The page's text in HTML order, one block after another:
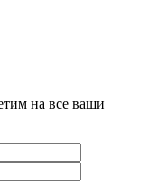
на все ваши